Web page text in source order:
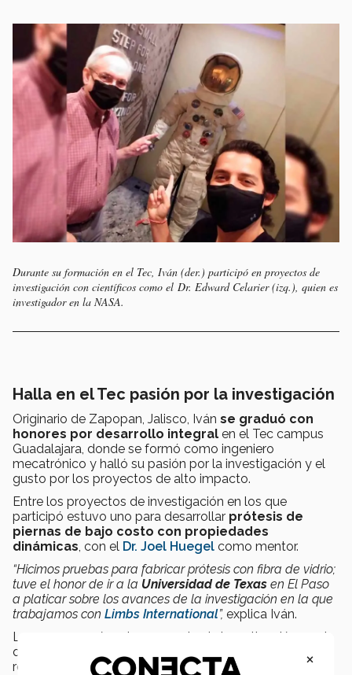
Durante su formación en el Tec, Iván (der.) participó en proyectos de
investigación con científicos como el Dr. Edward Celarier (izq.), quien es
investigador en la NASA.
Halla en el Tec pasión por la investigación
Originario de Zapopan, Jalisco, Iván se graduó con
honores por desarrollo integral en el Tec campus
Guadalajara, donde se formó como ingeniero
mecatrónico y halló su pasión por la investigación y el
gusto por los proyectos de alto impacto.
Entre los proyectos de investigación en los que
participó estuvo uno para desarrollar prótesis de
piernas de bajo costo con propiedades
dinámicas , con el Dr. Joel Huegel como mentor.
“Hicimos pruebas para fabricar prótesis con fibra de vidrio;
tuve el honor de ir a la Universidad de Texas en El Paso
a platicar sobre los avances de la investigación en la que
trabajamos con Limbs International”, explica Iván.
Luego, se sumó a otro proyecto de investigación en el
que colaboró con la
reconocida por sus colaboraciones con la NASA, para
×